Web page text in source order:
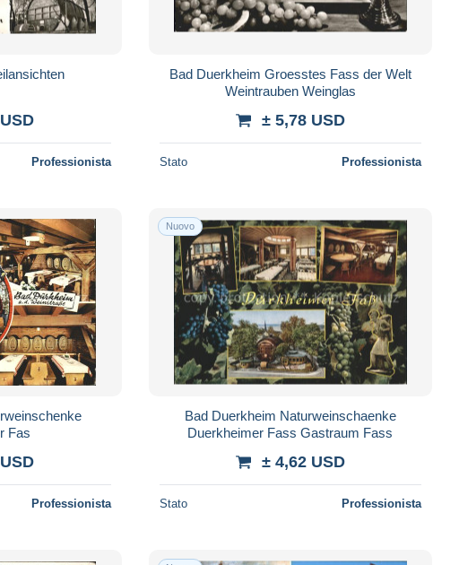
Professionista
Bad Duerkheim Groesstes Fass der Welt
Weintrauben Weinglas
± 5,78 USD
Stato Professionista
Fas
Professionista
Nuovo
Bad Duerkheim Naturweinschaenke
Duerkheimer Fass Gastraum Fass
± 4,62 USD
Stato Professionista